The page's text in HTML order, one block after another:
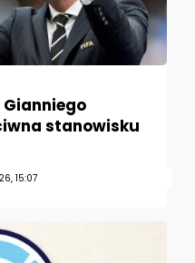
Gianniego
stanowisku
15:07